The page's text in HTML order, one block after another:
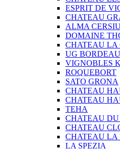
ESPRIT DE
CHATEAU
ALMA
DOMAINE
CHATEAU LA
UG
VIGNOBLES K
ROQUEBORT
SATO GRONA
CHATEAU
CHATEAU
TEHA
CHATEAU
CHATEAU
CHATEAU LA
LA SPEZIA